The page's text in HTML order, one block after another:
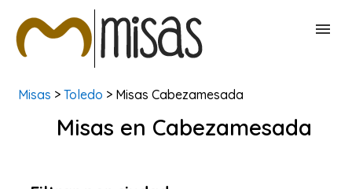
BUSCAR MISAS
Misas > Toledo > Misas Cabezamesada
Misas en Cabezamesada